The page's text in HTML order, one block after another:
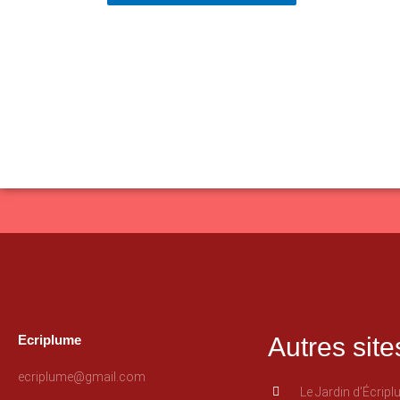
Ecriplume
ecriplume@gmail.com
Autres
Le Jardin